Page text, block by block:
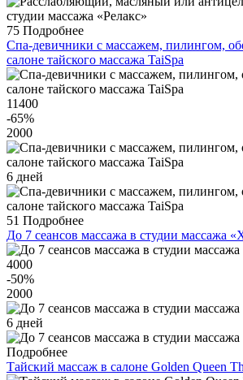
75 Подробнее
Спа-девичники с массажем, пилингом,
салоне тайского массажа TaiSpa
11400
-65%
2000
6 дней
51 Подробнее
До 7 сеансов массажа в студии массажа
4000
-50%
2000
6 дней
Подробнее
Тайский массаж в салоне Golden Queen